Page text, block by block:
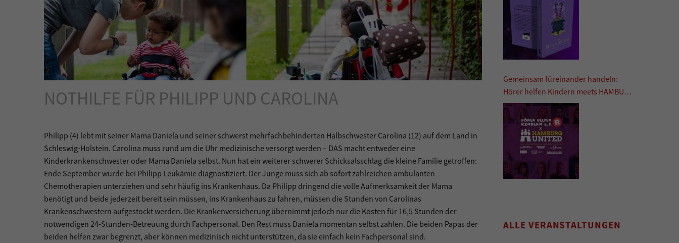
NOTHILFE FÜR PHILIPP UND CAROLINA
Philipp (4) lebt mit seiner Mama Daniela und seiner schwerst mehrfachbehinderten Halbschwester Carolina (12) auf dem Land in
Schleswig-Holstein. Carolina muss rund um die Uhr medizinische versorgt werden – DAS macht entweder eine
Kinderkrankenschwester oder Mama Daniela selbst. Nun hat ein weiterer schwerer Schicksalsschlag die kleine Familie getroffen:
Ende September wurde bei Philipp Leukämie diagnostiziert. Der Junge muss sich ab sofort zahlreichen ambulanten
Chemotherapien unterziehen und sehr häufig ins Krankenhaus. Da Philipp dringend die volle Aufmerksamkeit der Mama
benötigt und beide jederzeit bereit sein müssen, ins Krankenhaus zu fahren, müssen die Stunden von Carolinas
Krankenschwestern aufgestockt werden. Die Krankenversicherung übernimmt jedoch nur die Kosten für 16,5 Stunden der
notwendigen 24-Stunden-Betreuung durch Fachpersonal. Den Rest muss Daniela momentan selbst zahlen. Die beiden Papas der
beiden helfen zwar begrenzt, aber können medizinisch nicht unterstützen, da sie einfach kein Fachpersonal sind.
Gemeinsam füreinander handeln:
Hörer helfen Kindern meets HAMBURG
UNITED
ALLE VERANSTALTUNGEN